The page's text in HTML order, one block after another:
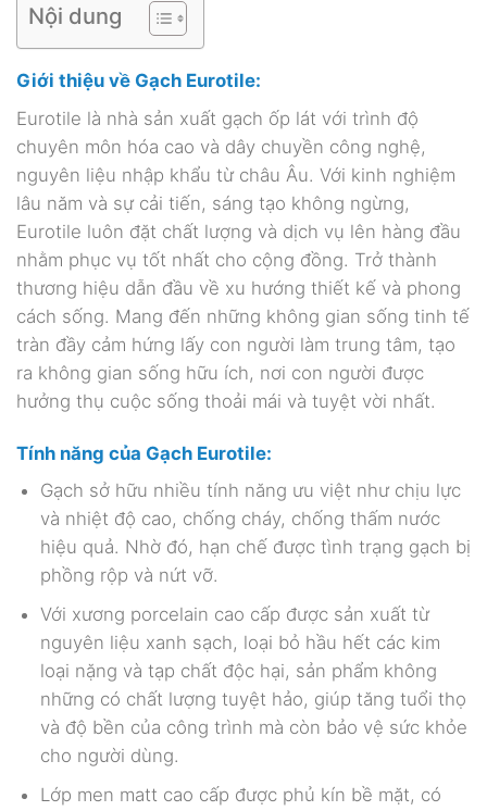
Nội dung
Giới thiệu về Gạch Eurotile:
Eurotile là nhà sản xuất gạch ốp lát với trình độ
chuyên môn hóa cao và dây chuyền công nghệ,
nguyên liệu nhập khẩu từ châu Âu. Với kinh nghiệm
lâu năm và sự cải tiến, sáng tạo không ngừng,
Eurotile luôn đặt chất lượng và dịch vụ lên hàng đầu
nhằm phục vụ tốt nhất cho cộng đồng. Trở thành
thương hiệu dẫn đầu về xu hướng thiết kế và phong
cách sống. Mang đến những không gian sống tinh tế
tràn đầy cảm hứng lấy con người làm trung tâm, tạo
ra không gian sống hữu ích, nơi con người được
hưởng thụ cuộc sống thoải mái và tuyệt vời nhất.
Tính năng của Gạch Eurotile:
Gạch sở hữu nhiều tính năng ưu việt như chịu lực
và nhiệt độ cao, chống cháy, chống thấm nước
hiệu quả. Nhờ đó, hạn chế được tình trạng gạch bị
phồng rộp và nứt vỡ.
Với xương porcelain cao cấp được sản xuất từ
nguyên liệu xanh sạch, loại bỏ hầu hết các kim
loại nặng và tạp chất độc hại, sản phẩm không
những có chất lượng tuyệt hảo, giúp tăng tuổi thọ
và độ bền của công trình mà còn bảo vệ sức khỏe
cho người dùng.
Lớp men matt cao cấp được phủ kín bề mặt, có